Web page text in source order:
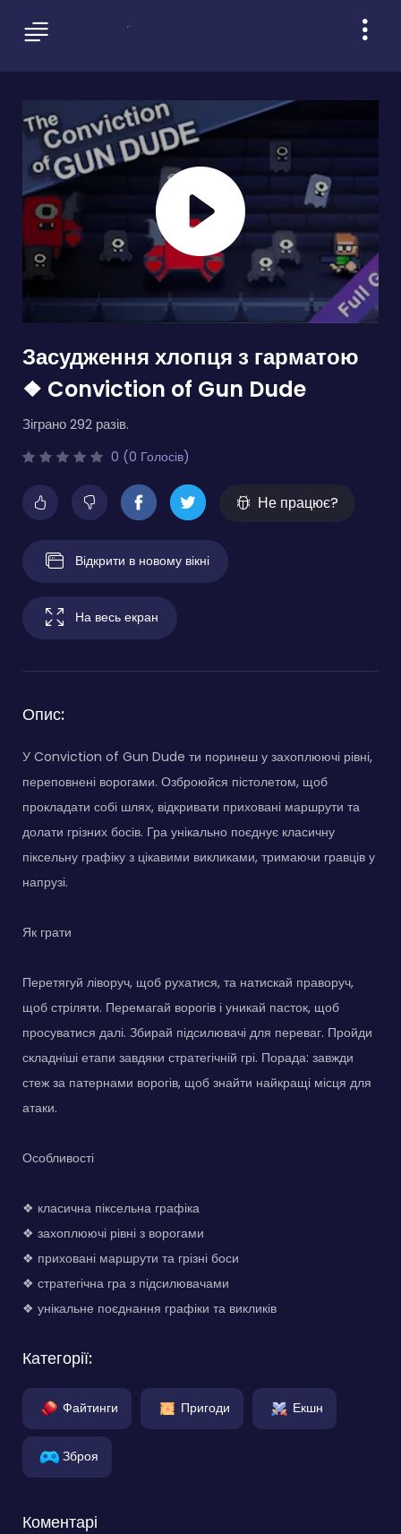
Засудження хлопця з гарматою
❖ Conviction of Gun Dude
Зіграно 292 разів.
0 (0 Голосів)
Не працює?
Відкрити в новому вікні
На весь екран
Опис:
У Conviction of Gun Dude ти поринеш у захоплюючі рівні,
переповнені ворогами. Озброюйся пістолетом, щоб
прокладати собі шлях, відкривати приховані маршрути та
долати грізних босів. Гра унікально поєднує класичну
піксельну графіку з цікавими викликами, тримаючи гравців у
напрузі.
Як грати
Перетягуй ліворуч, щоб рухатися, та натискай праворуч,
щоб стріляти. Перемагай ворогів і уникай пасток, щоб
просуватися далі. Збирай підсилювачі для переваг. Пройди
складніші етапи завдяки стратегічній грі. Порада: завжди
стеж за патернами ворогів, щоб знайти найкращі місця для
атаки.
Особливості
❖ класична піксельна графіка
❖ захоплюючі рівні з ворогами
❖ приховані маршрути та грізні боси
❖ стратегічна гра з підсилювачами
❖ унікальне поєднання графіки та викликів
Категорії:
Файтинги Пригоди Екшн
Зброя
Коментарі